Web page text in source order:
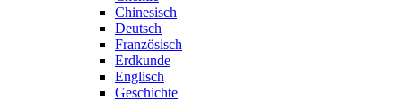
Chinesisch
Deutsch
Französisch
Erdkunde
Englisch
Geschichte